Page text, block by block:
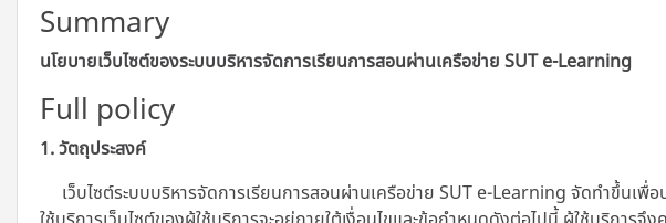
Summary
นโยบายเว็บไซต์ของระบบบริหารจัดการเรียนการสอนผ่านเครือข่าย SUT e-Learning
Full policy
1. วัตถุประสงค์
เว็บไซต์ระบบบริหารจัดการเรียนการสอนผ่านเครือข่าย SUT e-Learning จัดทำขึ้นเพื่